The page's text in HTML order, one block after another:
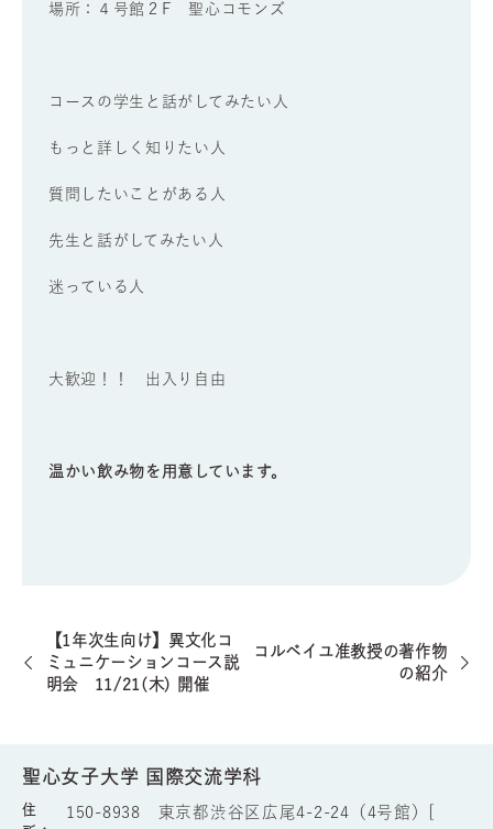
場所：４号館２F 聖心コモンズ
コースの学生と話がしてみたい人
もっと詳しく知りたい人
質問したいことがある人
先生と話がしてみたい人
迷っている人
大歓迎！！ 出入り自由
温かい飲み物を用意しています。
【1年次生向け】異文化コ
ミュニケーションコース説
明会 11/21(木) 開催
コルベイユ准教授の著作物
の紹介
聖心女子大学 国際交流学科
住
150-8938 東京都渋谷区広尾4-2-24（4号館）[